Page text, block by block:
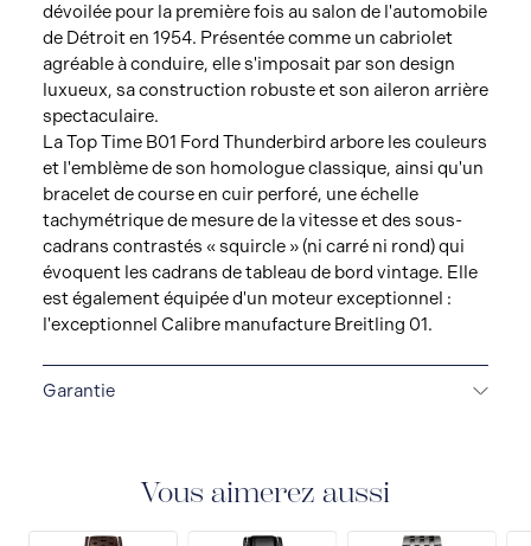
dévoilée pour la première fois au salon de l'automobile
de Détroit en 1954. Présentée comme un cabriolet
agréable à conduire, elle s'imposait par son design
luxueux, sa construction robuste et son aileron arrière
spectaculaire.
La Top Time B01 Ford Thunderbird arbore les couleurs
et l'emblème de son homologue classique, ainsi qu'un
bracelet de course en cuir perforé, une échelle
tachymétrique de mesure de la vitesse et des sous-
cadrans contrastés « squircle » (ni carré ni rond) qui
évoquent les cadrans de tableau de bord vintage. Elle
est également équipée d'un moteur exceptionnel :
l'exceptionnel Calibre manufacture Breitling 01.
Garantie
Vous aimerez aussi